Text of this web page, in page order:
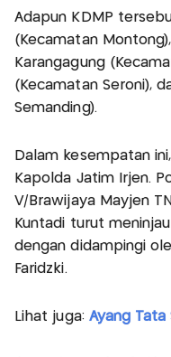
Adapun KDMP
(Kecamatan
Karangagung
(Kecamatan Seroni),
Semanding).
Dalam kesempatan
Kapolda Jatim Irjen.
V/Brawijaya Mayjen
Kuntadi turut
dengan didampingi
Faridzki.
Lihat juga: Ayang Tata